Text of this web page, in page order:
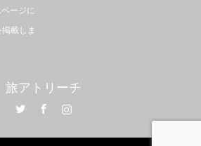
ージに
載しま
旅アトリーチ